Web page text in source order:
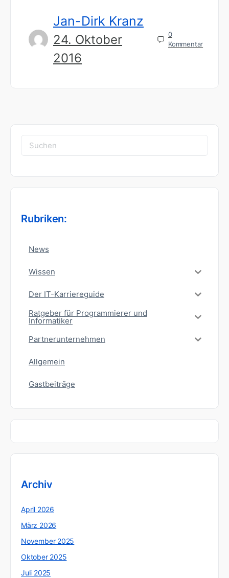
Jan-Dirk Kranz
24. Oktober
2016
0
Kommentar
Suchen
nach:
Rubriken:
News
Wissen
Der IT-Karriereguide
Ratgeber für Programmierer und
Informatiker
Partnerunternehmen
Allgemein
Gastbeiträge
Archiv
April 2026
März 2026
November 2025
Oktober 2025
Juli 2025